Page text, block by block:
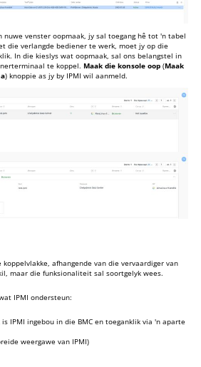
nuwe venster oopmaak, jy sal toegang hê tot 'n tabel
die verlangde bediener te werk, moet jy op die
In die kieslys wat oopmaak, sal ons belangstel in
te koppel. Maak die konsole oop (Maak
) knoppie as jy by IPMI wil aanmeld.
afhangende van die vervaardiger van
maar die funksionaliteit sal soortgelyk wees.
IPMI ondersteun:
IPMI ingebou in die BMC en toeganklik via 'n aparte
weergawe van IPMI)